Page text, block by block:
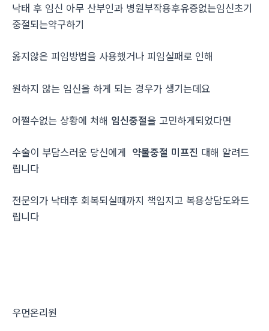
낙태 후 임신 아무 산부인과 병원부작용후유증없는임신초기
중절되는약구하기
옳지않은 피임방법을 사용했거나 피임실패로 인해
원하지 않는 임신을 하게 되는 경우가 생기는데요
어쩔수없는 상황에 처해 임신중절을 고민하게되었다면
수술이 부담스러운 당신에게 약물중절 미프진 대해 알려드
립니다
전문의가 낙태후 회복되실때까지 책임지고 복용상담도와드
립니다
우먼온리원